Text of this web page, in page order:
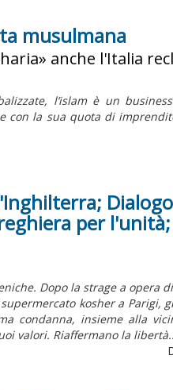
musulmana
anche l'Italia
l’islam è un
con la sua quota di
per
Dopo la strage a
kosher a Parigi,
condanna, insieme alla
valori. Riaffermano la